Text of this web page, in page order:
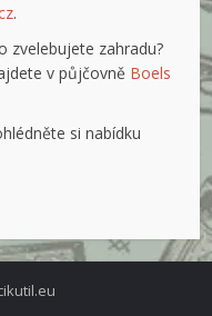
.
zvelebujete zahradu?
v půjčovně Boels
si nabídku